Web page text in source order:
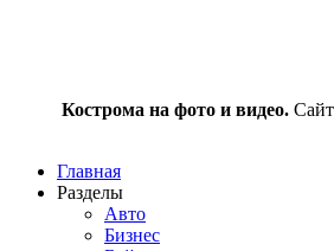
Кострома на фото и видео.
Главная
Разделы
Авто
Бизнес